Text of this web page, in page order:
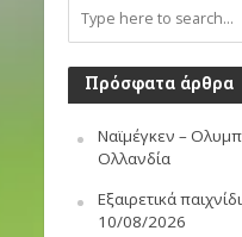
Πρόσφατα άρθρα
Ναϊμέγκεν –
Ολλανδία
Εξαιρετικά
10/08/2026